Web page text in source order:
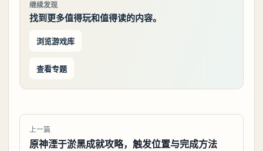
继续发现
找到更多值得玩和值得读的内容。
浏览游戏库
查看专题
上一篇
原神湮于淤黑成就攻略，触发位置与完成方法